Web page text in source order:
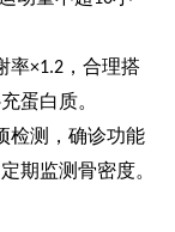
率×1.2 ，合理搭
蛋白质。
检测，确诊功能
期监测骨密度。